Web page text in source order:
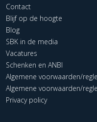
Contact
Blijf op de hoogte
Blog
SBK in de media
Vacatures
Schenken en ANBI
Algemene voorwaarden/
Algemene voorwaarden/
Privacy policy